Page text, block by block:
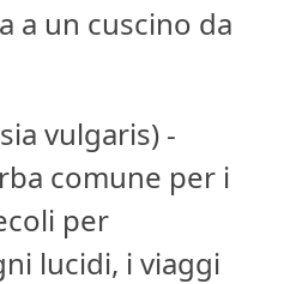
a un cuscino da
vulgaris) -
comune per i
per
lucidi, i viaggi